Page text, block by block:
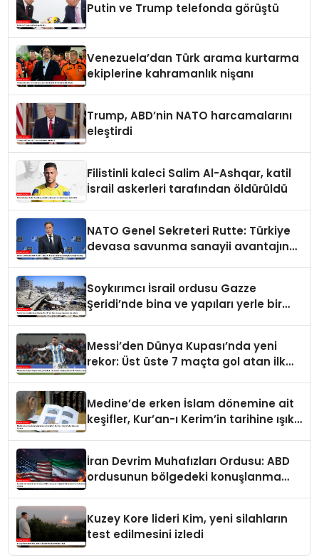
Putin ve Trump telefonda görüştü
Venezuela’dan Türk arama kurtarma
ekiplerine kahramanlık nişanı
Trump, ABD’nin NATO harcamalarını
eleştirdi
Filistinli kaleci Salim Al-Ashqar, katil
İsrail askerleri tarafından öldürüldü
NATO Genel Sekreteri Rutte: Türkiye
devasa savunma sanayii avantajına
Soykırımcı İsrail ordusu Gazze
Şeridi’nde bina ve yapıları yerle bir
Messi’den Dünya Kupası’nda yeni
rekor: Üst üste 7 maçta gol atan ilk
Medine’de erken İslam dönemine ait
keşifler, Kur’an-ı Kerim’in tarihine ışık
İran Devrim Muhafızları Ordusu: ABD
ordusunun bölgedeki konuşlanma
Kuzey Kore lideri Kim, yeni silahların
test edilmesini izledi